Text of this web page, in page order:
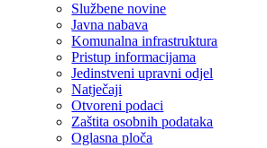
Službene novine
Javna nabava
Komunalna infrastruktura
Pristup informacijama
Jedinstveni upravni odjel
Natječaji
Otvoreni podaci
Zaštita osobnih podataka
Oglasna ploča